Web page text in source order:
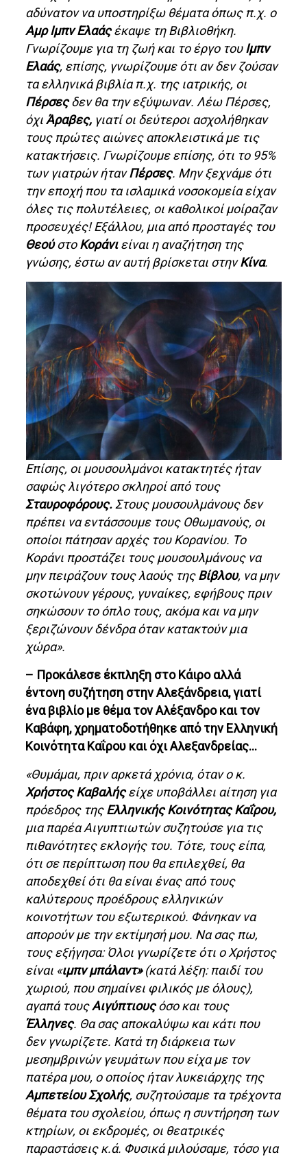
αδύνατον να υποστηρίξω θέματα όπως π.χ. ο
Αμρ Ιμπν Ελαάςέκαψε τη Βιβλιοθήκη.
Γνωρίζουμε για τη ζωή και το έργο τουΙμπν
Ελαάς, επίσης, γνωρίζουμε ότι αν δεν ζούσαν
τα ελληνικά βιβλία π.χ. της ιατρικής, οι
Πέρσεςδεν θα την εξύψωναν. Λέω Πέρσες,
όχιΆραβες, γιατί οι δεύτεροι ασχολήθηκαν
τους πρώτες αιώνες αποκλειστικά με τις
κατακτήσεις. Γνωρίζουμε επίσης, ότι το 95%
των γιατρών ήτανΠέρσες. Μην ξεχνάμε ότι
την εποχή που τα ισλαμικά νοσοκομεία είχαν
όλες τις πολυτέλειες, οι καθολικοί μοίραζαν
προσευχές! Εξάλλου, μια από προσταγές του
ΘεούστοΚοράνιείναι η αναζήτηση της
γνώσης, έστω αν αυτή βρίσκεται στηνΚίνα.
Επίσης, οι μουσουλμάνοι κατακτητές ήταν
σαφώς λιγότερο σκληροί από τους
Σταυροφόρους. Στους μουσουλμάνους δεν
πρέπει να εντάσσουμε τους Οθωμανούς, οι
οποίοι πάτησαν αρχές του Κορανίου. Το
Κοράνι προστάζει τους μουσουλμάνους να
μην πειράζουν τους λαούς τηςΒίβλου, να μην
σκοτώνουν γέρους, γυναίκες, εφήβους πριν
σηκώσουν το όπλο τους, ακόμα και να μην
ξεριζώνουν δένδρα όταν κατακτούν μια
χώρα».
– Προκάλεσε έκπληξη στο Κάιρο αλλά
έντονη συζήτηση στην Αλεξάνδρεια, γιατί
ένα βιβλίο με θέμα τον Αλέξανδρο και τον
Καβάφη, χρηματοδοτήθηκε από την Ελληνική
Κοινότητα Καΐρου και όχι Αλεξανδρείας…
«Θυμάμαι, πριν αρκετά χρόνια, όταν ο κ.
Χρήστος Καβαλήςείχε υποβάλλει αίτηση για
πρόεδρος τηςΕλληνικής Κοινότητας Καΐρου,
μια παρέα Αιγυπτιωτών συζητούσε για τις
πιθανότητες εκλογής του. Τότε, τους είπα,
ότι σε περίπτωση που θα επιλεχθεί, θα
αποδεχθεί ότι θα είναι ένας από τους
καλύτερους προέδρους ελληνικών
κοινοτήτων του εξωτερικού. Φάνηκαν να
απορούν με την εκτίμησή μου. Να σας πω,
τους εξήγησα: Όλοι γνωρίζετε ότι ο Χρήστος
είναι «ιμπν μπάλαντ»(κατά λέξη: παιδί του
χωριού, που σημαίνει φιλικός με όλους),
αγαπά τουςΑιγύπτιουςόσο και τους
Έλληνες. Θα σας αποκαλύψω και κάτι που
δεν γνωρίζετε. Κατά τη διάρκεια των
μεσημβρινών γευμάτων που είχα με τον
πατέρα μου, ο οποίος ήταν λυκειάρχης της
Αμπετείου Σχολής, συζητούσαμε τα τρέχοντα
θέματα του σχολείου, όπως η συντήρηση των
κτηρίων, οι εκδρομές, οι θεατρικές
παραστάσεις κ.ά. Φυσικά μιλούσαμε, τόσο για